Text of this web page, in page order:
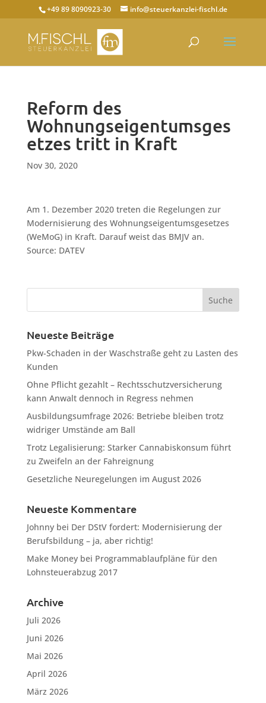
+49 89 8090923-30 info@steuerkanzlei-fischl.de
Reform des
Wohnungseigentumsges
etzes tritt in Kraft
Nov 30, 2020
Am 1. Dezember 2020 treten die Regelungen zur
Modernisierung des Wohnungseigentumsgesetzes
(WeMoG) in Kraft. Darauf weist das BMJV an.
Source: DATEV
Neueste Beiträge
Pkw-Schaden in der Waschstraße geht zu Lasten des
Kunden
Ohne Pflicht gezahlt – Rechtsschutzversicherung
kann Anwalt dennoch in Regress nehmen
Ausbildungsumfrage 2026: Betriebe bleiben trotz
widriger Umstände am Ball
Trotz Legalisierung: Starker Cannabiskonsum führt
zu Zweifeln an der Fahreignung
Gesetzliche Neuregelungen im August 2026
Neueste Kommentare
Johnnybei Der DStV fordert: Modernisierung der
Berufsbildung – ja, aber richtig!
Make Moneybei Programmablaufpläne für den
Lohnsteuerabzug 2017
Archive
Juli 2026
Juni 2026
Mai 2026
April 2026
März 2026